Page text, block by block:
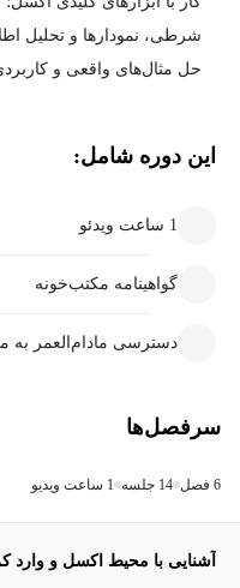
شرطی، نمودارها و تحلیل
حل مثال‌های واقعی و
این دوره شامل:
1 ساعت ویدئو
گواهینامه مکتب‌خونه
دسترسی مادام‌العمر به
سرفصل‌ها
6 فصل 14 جلسه 1 ساعت ویدیو
آشنایی با محیط اکسل و وارد